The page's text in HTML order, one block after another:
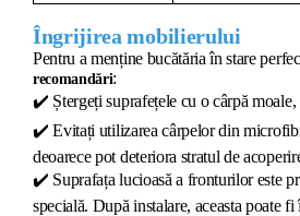
Îngrijirea mobilierului
Pentru a menține bucătăria în stare
recomandări:
✔️ Ștergeți suprafețele cu o cârpă
✔️ Evitați utilizarea cârpelor din
deoarece pot deteriora stratul de
✔️ Suprafața lucioasă a fronturilor este
specială. După instalare, aceasta poate fi